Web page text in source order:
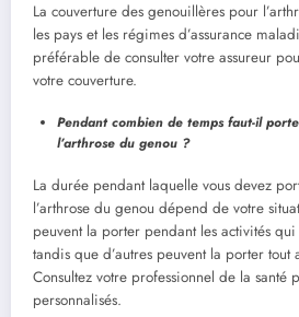
La couverture des genouillères pour
les pays et les régimes d’assurance
préférable de consulter votre assureur
votre couverture.
Pendant combien de temps faut-il
l’arthrose du genou ?
La durée pendant laquelle vous devez
l’arthrose du genou dépend de votre
peuvent la porter pendant les activités
tandis que d’autres peuvent la porter
Consultez votre professionnel de la santé
personnalisés.